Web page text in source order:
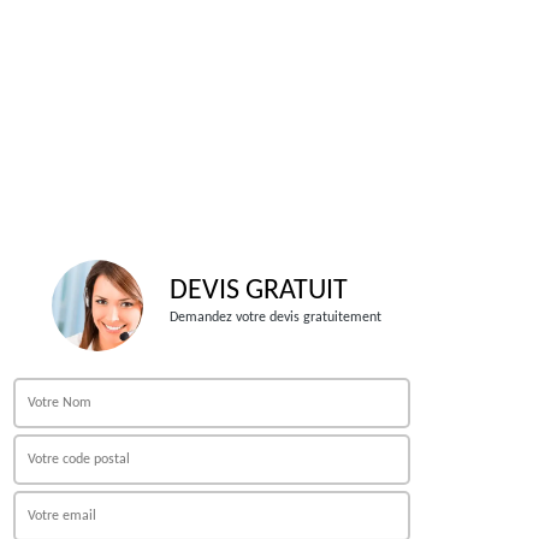
DEVIS GRATUIT
Demandez votre devis gratuitement